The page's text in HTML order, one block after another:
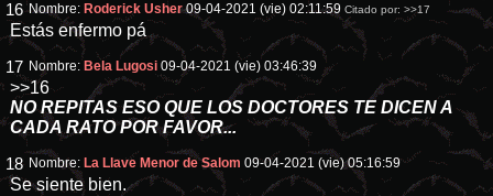
16 Nombre: Roderick Usher 09-04-2021 (vie) 02:11:59 Citado por:>>17
Estás enfermo pá
17 Nombre: Bela Lugosi 09-04-2021 (vie) 03:46:39
>>16
NO REPITAS ESO QUE LOS DOCTORES TE DICEN A
CADA RATO POR FAVOR...
18 Nombre: La Llave Menor de Salom 09-04-2021 (vie) 05:16:59
Se siente bien.